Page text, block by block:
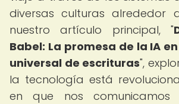
diversas culturas alrededor
nuestro artículo principal, "
Babel: La promesa de la IA
universal de escrituras",
la tecnología está
en que nos